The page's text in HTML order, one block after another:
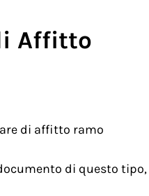
Affitto
di affitto ramo
di questo tipo,